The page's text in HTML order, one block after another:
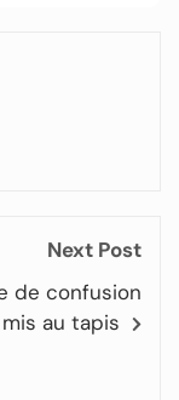
Next Post
de confusion
mis au tapis